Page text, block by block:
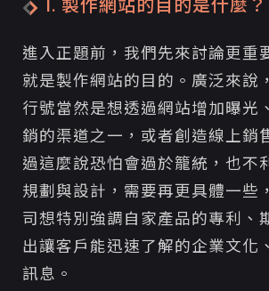
1. 製作網站的目的是什麼？
進入正題前，我們先來討論更重
就是製作網站的目的。廣泛來說
行號當然是想透過網站增加曝光
銷的渠道之一，或者創造線上銷
過這麼說恐怕會過於籠統，也不
規劃與設計，需要再更具體一些
司想特別強調自家產品的專利、
出讓客戶能迅速了解的企業文化
訊息。